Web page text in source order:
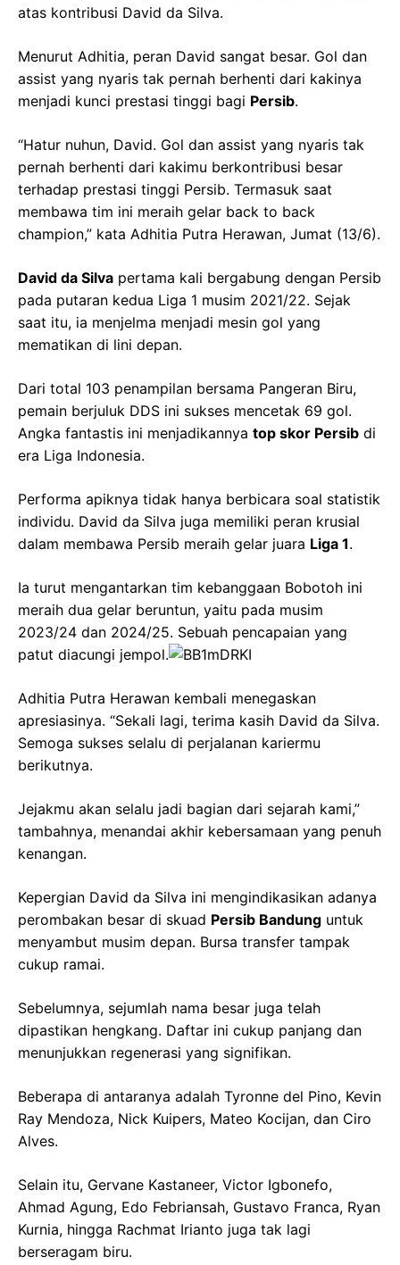
atas kontribusi David da Silva.
Menurut Adhitia, peran David sangat besar. Gol dan
assist yang nyaris tak pernah berhenti dari kakinya
menjadi kunci prestasi tinggi bagi Persib.
“Hatur nuhun, David. Gol dan assist yang nyaris tak
pernah berhenti dari kakimu berkontribusi besar
terhadap prestasi tinggi Persib. Termasuk saat
membawa tim ini meraih gelar back to back
champion,” kata Adhitia Putra Herawan, Jumat (13/6).
David da Silva pertama kali bergabung dengan Persib
pada putaran kedua Liga 1 musim 2021/22. Sejak
saat itu, ia menjelma menjadi mesin gol yang
mematikan di lini depan.
Dari total 103 penampilan bersama Pangeran Biru,
pemain berjuluk DDS ini sukses mencetak 69 gol.
Angka fantastis ini menjadikannya top skor Persib di
era Liga Indonesia.
Performa apiknya tidak hanya berbicara soal statistik
individu. David da Silva juga memiliki peran krusial
dalam membawa Persib meraih gelar juara Liga 1.
Ia turut mengantarkan tim kebanggaan Bobotoh ini
meraih dua gelar beruntun, yaitu pada musim
2023/24 dan 2024/25. Sebuah pencapaian yang
patut diacungi jempol.
Adhitia Putra Herawan kembali menegaskan
apresiasinya. “Sekali lagi, terima kasih David da Silva.
Semoga sukses selalu di perjalanan kariermu
berikutnya.
Jejakmu akan selalu jadi bagian dari sejarah kami,”
tambahnya, menandai akhir kebersamaan yang penuh
kenangan.
Kepergian David da Silva ini mengindikasikan adanya
perombakan besar di skuad Persib Bandung untuk
menyambut musim depan. Bursa transfer tampak
cukup ramai.
Sebelumnya, sejumlah nama besar juga telah
dipastikan hengkang. Daftar ini cukup panjang dan
menunjukkan regenerasi yang signifikan.
Beberapa di antaranya adalah Tyronne del Pino, Kevin
Ray Mendoza, Nick Kuipers, Mateo Kocijan, dan Ciro
Alves.
Selain itu, Gervane Kastaneer, Victor Igbonefo,
Ahmad Agung, Edo Febriansah, Gustavo Franca, Ryan
Kurnia, hingga Rachmat Irianto juga tak lagi
berseragam biru.